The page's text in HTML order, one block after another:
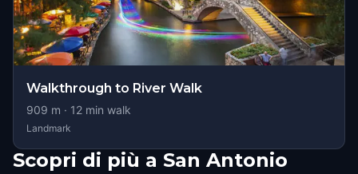
Walkthrough to River Walk
909 m · 12 min walk
Landmark
Scopri di più a San Antonio